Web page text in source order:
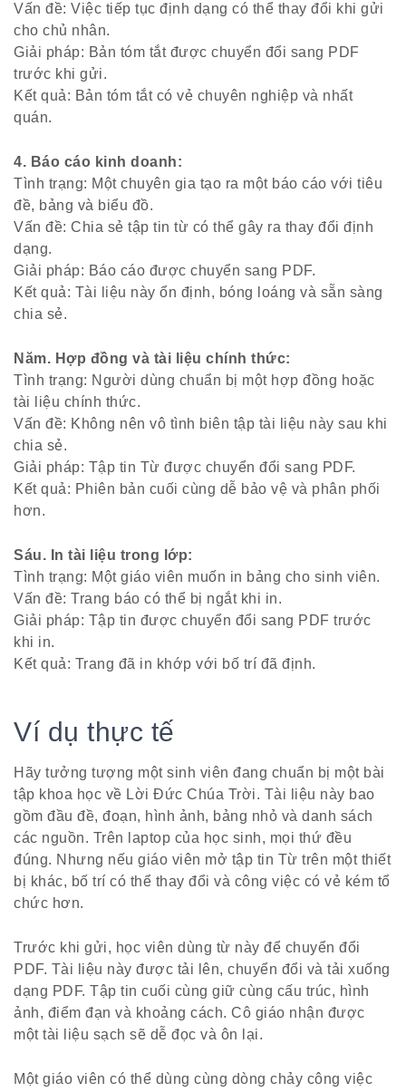
Vấn đề: Việc tiếp tục định dạng có thể thay đổi khi gửi
cho chủ nhân.
Giải pháp: Bản tóm tắt được chuyển đổi sang PDF
trước khi gửi.
Kết quả: Bản tóm tắt có vẻ chuyên nghiệp và nhất
quán.
4. Báo cáo kinh doanh:
Tình trạng: Một chuyên gia tạo ra một báo cáo với tiêu
đề, bảng và biểu đồ.
Vấn đề: Chia sẻ tập tin từ có thể gây ra thay đổi định
dạng.
Giải pháp: Báo cáo được chuyển sang PDF.
Kết quả: Tài liệu này ổn định, bóng loáng và sẵn sàng
chia sẻ.
Năm. Hợp đồng và tài liệu chính thức:
Tình trạng: Người dùng chuẩn bị một hợp đồng hoặc
tài liệu chính thức.
Vấn đề: Không nên vô tình biên tập tài liệu này sau khi
chia sẻ.
Giải pháp: Tập tin Từ được chuyển đổi sang PDF.
Kết quả: Phiên bản cuối cùng dễ bảo vệ và phân phối
hơn.
Sáu. In tài liệu trong lớp:
Tình trạng: Một giáo viên muốn in bảng cho sinh viên.
Vấn đề: Trang báo có thể bị ngắt khi in.
Giải pháp: Tập tin được chuyển đổi sang PDF trước
khi in.
Kết quả: Trang đã in khớp với bố trí đã định.
Ví dụ thực tế
Hãy tưởng tượng một sinh viên đang chuẩn bị một bài
tập khoa học về Lời Đức Chúa Trời. Tài liệu này bao
gồm đầu đề, đoạn, hình ảnh, bảng nhỏ và danh sách
các nguồn. Trên laptop của học sinh, mọi thứ đều
đúng. Nhưng nếu giáo viên mở tập tin Từ trên một thiết
bị khác, bố trí có thể thay đổi và công việc có vẻ kém tổ
chức hơn.
Trước khi gửi, học viên dùng từ này để chuyển đổi
PDF. Tài liệu này được tải lên, chuyển đổi và tải xuống
dạng PDF. Tập tin cuối cùng giữ cùng cấu trúc, hình
ảnh, điểm đạn và khoảng cách. Cô giáo nhận được
một tài liệu sạch sẽ dễ đọc và ôn lại.
Một giáo viên có thể dùng cùng dòng chảy công việc